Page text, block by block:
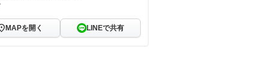
MAPを開く LINEで共有